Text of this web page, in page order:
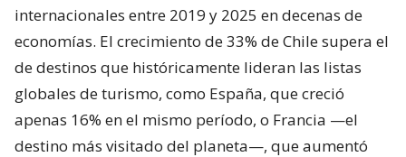
internacionales entre 2019 y 2025 en decenas de
economías. El crecimiento de 33% de Chile supera el
de destinos que históricamente lideran las listas
globales de turismo, como España, que creció
apenas 16% en el mismo período, o Francia —el
destino más visitado del planeta—, que aumentó